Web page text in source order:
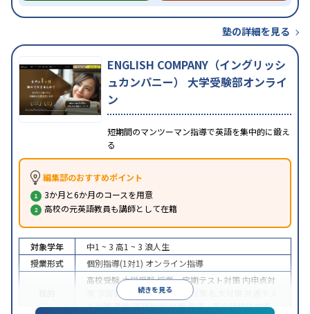
塾の詳細を見る
ENGLISH COMPANY（イングリッシ
ュカンパニー） 大学受験部オンライ
ン
短期間のマンツーマン指導で英語を集中的に鍛え
る
編集部のおすすめポイント
3か月と6か月のコースを用意
高校の元英語教員も講師として在籍
続きを見る
対象学年 中1 ~ 3 高1 ~ 3 浪人生
授業形式
個別指導(1対1) オンライン指導
高校受験大学受験授業・定期テスト対策 内申点対
学習習慣の定着国公立大対策
ト対策英検(英語検定)対策英語・英会話特化対策